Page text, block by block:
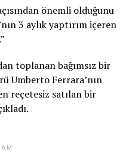
önemli olduğunu
3 aylık yaptırım içeren
toplanan bağımsız bir
Umberto Ferrara’nın
reçetesiz satılan bir